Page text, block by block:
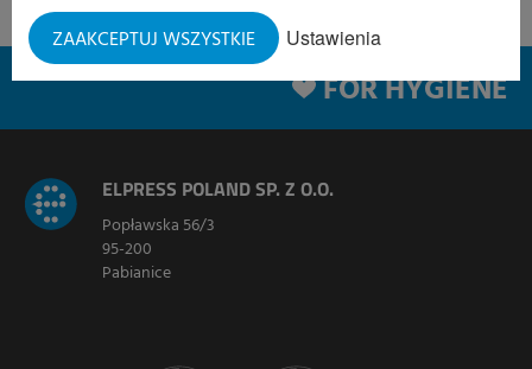
Ustawienia
ZAAKCEPTUJ WSZYSTKIE
FOR HYGIENE
ELPRESS POLAND SP. Z O.O.
Popławska 56/3
95-200
Pabianice